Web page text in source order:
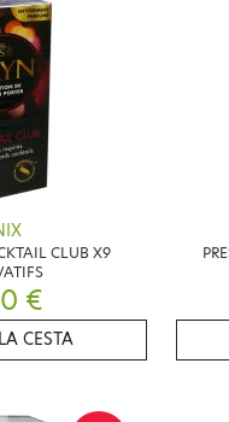
CLUB X9
€
CESTA